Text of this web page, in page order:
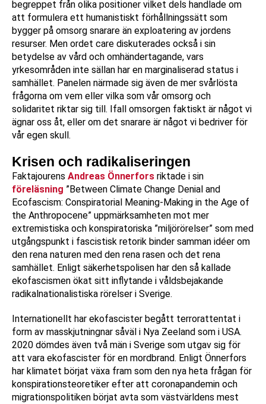
begreppet från olika positioner vilket dels handlade om
att formulera ett humanistiskt förhållningssätt som
bygger på omsorg snarare än exploatering av jordens
resurser. Men ordet care diskuterades också i sin
betydelse av vård och omhändertagande, vars
yrkesområden inte sällan har en marginaliserad status i
samhället. Panelen närmade sig även de mer svårlösta
frågorna om vem eller vilka som vår omsorg och
solidaritet riktar sig till. Ifall omsorgen faktiskt är något vi
ägnar oss åt, eller om det snarare är något vi bedriver för
vår egen skull.
Krisen och radikaliseringen
Faktajourens Andreas Önnerfors riktade i sin
föreläsning ”Between Climate Change Denial and
Ecofascism: Conspiratorial Meaning-Making in the Age of
the Anthropocene” uppmärksamheten mot mer
extremistiska och konspiratoriska ”miljörörelser” som med
utgångspunkt i fascistisk retorik binder samman idéer om
den rena naturen med den rena rasen och det rena
samhället. Enligt säkerhetspolisen har den så kallade
ekofascismen ökat sitt inflytande i våldsbejakande
radikalnationalistiska rörelser i Sverige.
Internationellt har ekofascister begått terrorattentat i
form av masskjutningnar såväl i Nya Zeeland som i USA.
2020 dömdes även två män i Sverige som utgav sig för
att vara ekofascister för en mordbrand. Enligt Önnerfors
har klimatet börjat växa fram som den nya heta frågan för
konspirationsteoretiker efter att coronapandemin och
migrationspolitiken börjat avta som västvärldens mest